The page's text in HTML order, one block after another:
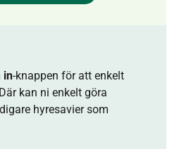
in-knappen för att enkelt
kan ni enkelt göra
hyresavier som